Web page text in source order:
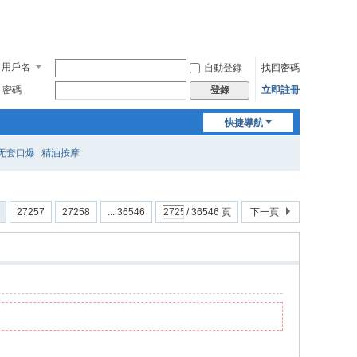
用戶名 自動登錄
找回密碼
密碼
登錄 立即註冊
快捷導航
套口爆 精油按摩
27257 27258 ... 36546 / 36546 頁 下一頁